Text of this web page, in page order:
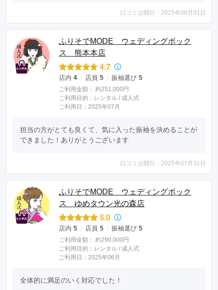
口コミ公開日：2025年08月01日
ふりそでMODE ウェディングボック
ス 熊本本店
4.7
店内 4 店員 5 振袖選び 5
ご利用金額： 約251,000円
ご利用目的： レンタル / 成人式
ご利用日：2025年07月
担当の方がとても良くて、気に入った振袖を決めることが
できました！ありがとうございます
口コミ公開日：2025年07月31日
ふりそでMODE ウェディングボック
ス ゆめタウン光の森店
5.0
店内 5 店員 5 振袖選び 5
ご利用金額： 約290,000円
ご利用目的： レンタル / 成人式
ご利用日：2025年06月
全体的に満足のいく対応でした！